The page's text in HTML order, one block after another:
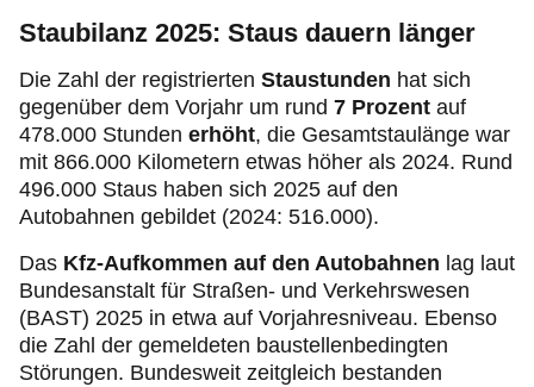
Staubilanz 2025: Staus dauern länger
Die Zahl der registrierten Staustunden hat sich
gegenüber dem Vorjahr um rund 7 Prozent auf
478.000 Stunden erhöht, die Gesamtstaulänge war
mit 866.000 Kilometern etwas höher als 2024. Rund
496.000 Staus haben sich 2025 auf den
Autobahnen gebildet (2024: 516.000).
Das Kfz-Aufkommen auf den Autobahnen lag laut
Bundesanstalt für Straßen- und Verkehrswesen
(BAST) 2025 in etwa auf Vorjahresniveau. Ebenso
die Zahl der gemeldeten baustellenbedingten
Störungen. Bundesweit zeitgleich bestanden